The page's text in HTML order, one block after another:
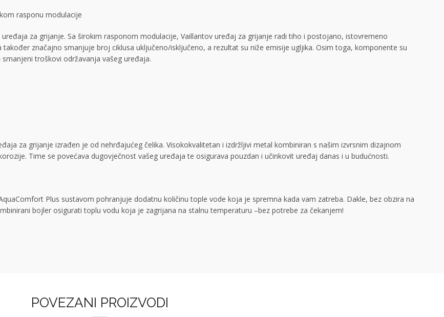
rasponu modulacije
za grijanje. Sa širokim rasponom modulacije, Vaillantov uređaj za grijanje radi tiho i postojano, istovremeno
značajno smanjuje broj ciklusa uključeno/isključeno, a rezultat su niže emisije ugljika. Osim toga, komponente su
troškovi održavanja vašeg uređaja.
za grijanje izrađen je od nehrđajućeg čelika. Visokokvalitetan i izdržljivi metal kombiniran s našim izvrsnim dizajnom
Time se povećava dugovječnost vašeg uređaja te osigurava pouzdan i učinkovit uređaj danas i u budućnosti.
Plus sustavom pohranjuje dodatnu količinu tople vode koja je spremna kada vam zatreba. Dakle, bez obzira na
bojler osigurati toplu vodu koja je zagrijana na stalnu temperaturu –bez potrebe za čekanjem!
POVEZANI PROIZVODI